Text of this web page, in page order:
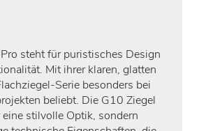
steht für puristisches Design
Mit ihrer klaren, glatten
Serie besonders bei
beliebt. Die G10 Ziegel
stilvolle Optik, sondern